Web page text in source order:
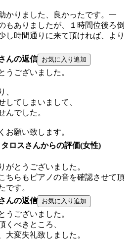
かりました、良かったです。一
もありましたが、１時間位後ろ倒
し時間通りに来て頂ければ、より
んの返信
うございました。
、
してしまいまして、
んでした。
お願い致します。
タロスさんからの評価(女性)
がとうございました。
ちらもピアノの音を確認させて頂
です。
んの返信
うございました。
くべきところ、
大変失礼致しました。